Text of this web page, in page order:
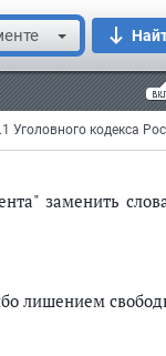
лишением
заменить
лишением